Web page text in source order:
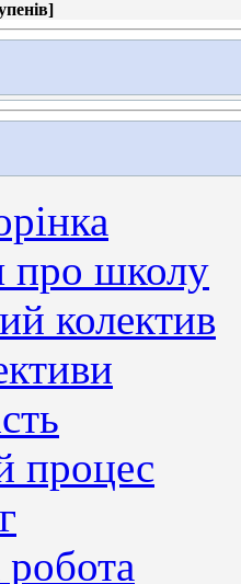
]
про школу
колектив
процес